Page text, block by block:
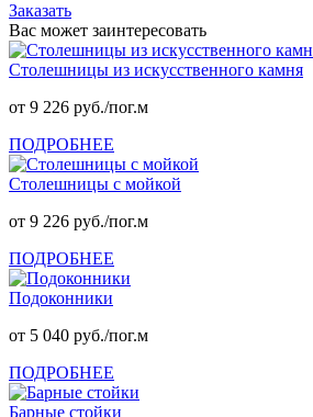
Заказать
Вас может заинтересовать
Столешницы из искусственного камня
от 9 226 руб./пог.м
ПОДРОБНЕЕ
Столешницы с мойкой
от 9 226 руб./пог.м
ПОДРОБНЕЕ
Подоконники
от 5 040 руб./пог.м
ПОДРОБНЕЕ
Барные стойки